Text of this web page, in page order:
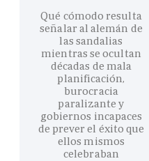
Qué cómodo resulta
señalar al alemán de
las sandalias
mientras se ocultan
décadas de mala
planificación,
burocracia
paralizante y
gobiernos incapaces
de prever el éxito que
ellos mismos
celebraban